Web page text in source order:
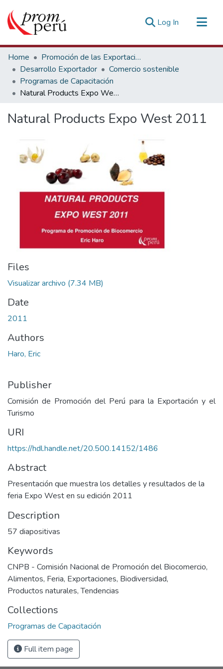
Log In (current)
Communities & Collections
All of DSpace
Statistics
Estadísticas Externas
Home
Promoción de las Exportaciones
Desarrollo Exportador
Comercio sostenible
Programas de Capacitación
Natural Products Expo West 2011
Natural Products Expo West 2011
Files
Visualizar archivo (7.34 MB)
Date
2011
Authors
Haro, Eric
Publisher
Comisión de Promoción del Perú para la Exportación y el
Turismo
URI
https://hdl.handle.net/20.500.14152/1486
Abstract
Presentación que muestra los detalles y resultados de la
feria Expo West en su edición 2011
Description
57 diapositivas
Keywords
CNPB - Comisión Nacional de Promoción del Biocomercio,
Alimentos, Feria, Exportaciones, Biodiversidad,
Productos naturales,Tendencias
Collections
Programas de Capacitación
Full item page